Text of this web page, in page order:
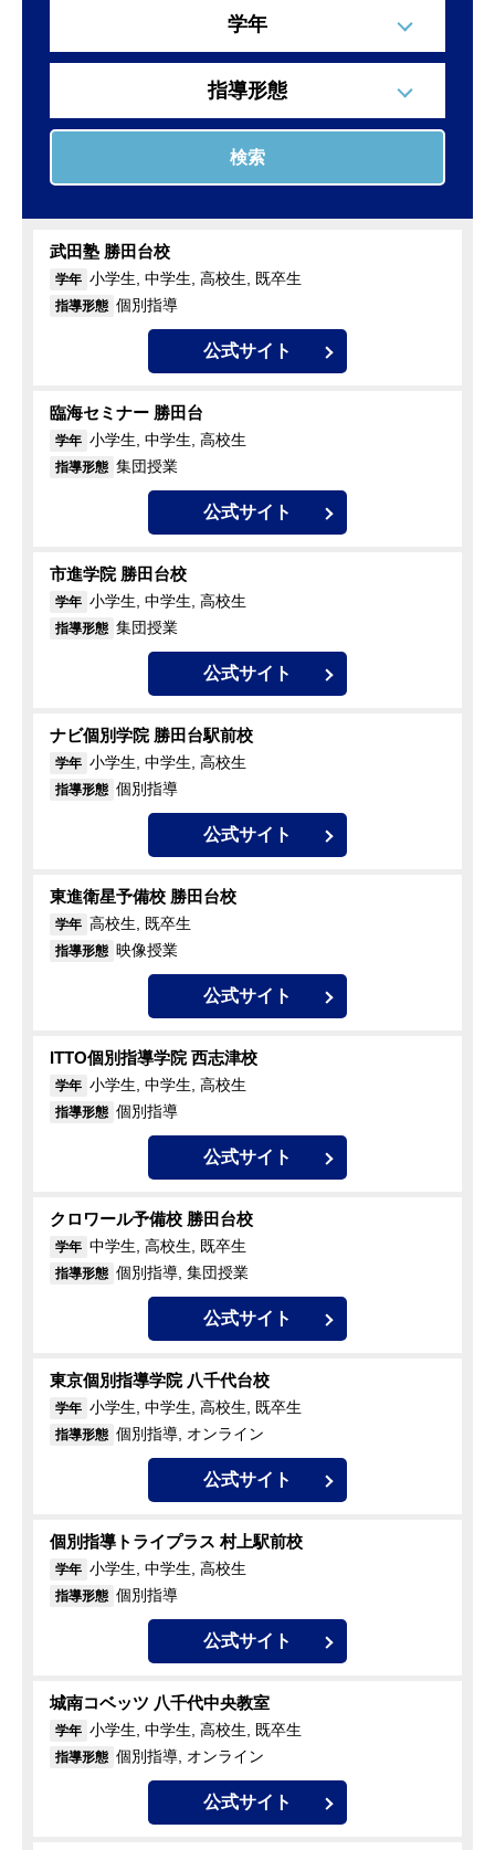
学年
指導形態
検索
武田塾 勝田台校
学年 小学生, 中学生, 高校生, 既卒生
指導形態 個別指導
公式サイト
臨海セミナー 勝田台
学年 小学生, 中学生, 高校生
指導形態 集団授業
公式サイト
市進学院 勝田台校
学年 小学生, 中学生, 高校生
指導形態 集団授業
公式サイト
ナビ個別学院 勝田台駅前校
学年 小学生, 中学生, 高校生
指導形態 個別指導
公式サイト
東進衛星予備校 勝田台校
学年 高校生, 既卒生
指導形態 映像授業
公式サイト
ITTO個別指導学院 西志津校
学年 小学生, 中学生, 高校生
指導形態 個別指導
公式サイト
クロワール予備校 勝田台校
学年 中学生, 高校生, 既卒生
指導形態 個別指導, 集団授業
公式サイト
東京個別指導学院 八千代台校
学年 小学生, 中学生, 高校生, 既卒生
指導形態 個別指導, オンライン
公式サイト
個別指導トライプラス 村上駅前校
学年 小学生, 中学生, 高校生
指導形態 個別指導
公式サイト
城南コベッツ 八千代中央教室
学年 小学生, 中学生, 高校生, 既卒生
指導形態 個別指導, オンライン
公式サイト